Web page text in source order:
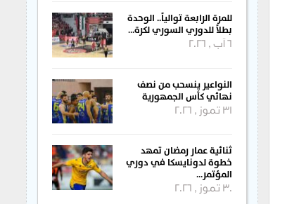
للمرة الرابعة توالياً.. الوحدة
بطلاً للدوري السوري لكرة…
6 آب , 2026
النواعير ينسحب من نصف
نهائي كأس الجمهورية
31 تموز , 2026
ثنائية عمار رمضان تمهد
خطوة لدونايسكا في دوري
المؤتمر…
30 تموز , 2026